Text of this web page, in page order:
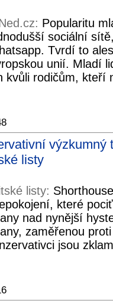
Popularitu
sociální
Tvrdí to
unií. Mladí
kvůli rodičům, kteří
výzkumný
listy
listy:
které
nad nynější
zaměřenou
jsou